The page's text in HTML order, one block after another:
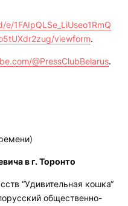
1FAIpQLSe_LiUseo1RmQ
viewform.
@PressClubBelarus.
в г. Торонто
“Удивительная кошка“
общественно-